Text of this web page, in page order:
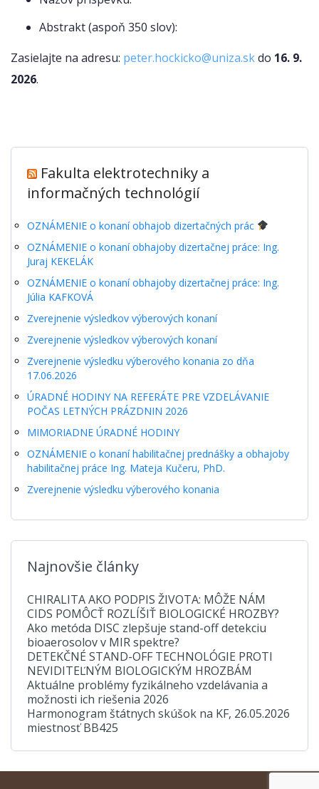
Abstrakt (aspoň 350 slov):
Zasielajte na adresu: peter.hockicko@uniza.skdo 16. 9.
2026.
Fakulta elektrotechniky a
informačných technológií
OZNÁMENIE o konaní obhajob dizertačných prác
OZNÁMENIE o konaní obhajoby dizertačnej práce: Ing.
Juraj KEKELÁK
OZNÁMENIE o konaní obhajoby dizertačnej práce: Ing.
Júlia KAFKOVÁ
Zverejnenie výsledkov výberových konaní
Zverejnenie výsledkov výberových konaní
Zverejnenie výsledku výberového konania zo dňa
17.06.2026
ÚRADNÉ HODINY NA REFERÁTE PRE VZDELÁVANIE
POČAS LETNÝCH PRÁZDNIN 2026
MIMORIADNE ÚRADNÉ HODINY
OZNÁMENIE o konaní habilitačnej prednášky a obhajoby
habilitačnej práce Ing. Mateja Kučeru, PhD.
Zverejnenie výsledku výberového konania
Najnovšie články
CHIRALITA AKO PODPIS ŽIVOTA: MÔŽE NÁM
CIDS POMÔCŤ ROZLÍŠIŤ BIOLOGICKÉ HROZBY?
Ako metóda DISC zlepšuje stand-off detekciu
bioaerosolov v MIR spektre?
DETEKČNÉ STAND-OFF TECHNOLÓGIE PROTI
NEVIDITEĽNÝM BIOLOGICKÝM HROZBÁM
Aktuálne problémy fyzikálneho vzdelávania a
možnosti ich riešenia 2026
Harmonogram štátnych skúšok na KF, 26.05.2026
miestnosť BB425